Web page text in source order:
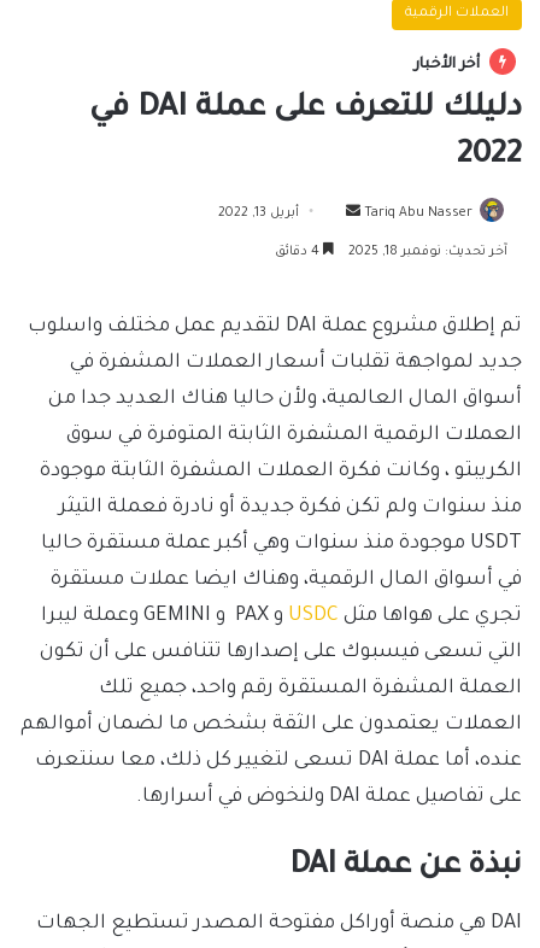
العملات الرقمية
أخر الأخبار
دليلك للتعرف على عملة DAI في
2022
Tariq Abu Nasser
أرسل
بريدا
أبريل 13, 2022
آخر تحديث: نوفمبر 18, 2025
تم إطلاق مشروع عملة DAI لتقديم عمل مختلف واسلوب
جديد لمواجهة تقلبات أسعار العملات المشفرة في
أسواق المال العالمية، ولأن حاليا هناك العديد جدا من
العملات الرقمية المشفرة الثابتة المتوفرة في سوق
الكريبتو ، وكانت فكرة العملات المشفرة الثابتة موجودة
منذ سنوات ولم تكن فكرة جديدة أو نادرة فعملة التيثر
USDT موجودة منذ سنوات وهي أكبر عملة مستقرة حاليا
في أسواق المال الرقمية، وهناك ايضا عملات مستقرة
تجري على هواها مثل USDC
و PAX و GEMINI وعملة ليبرا
التي تسعى فيسبوك على إصدارها تتنافس على أن تكون
العملة المشفرة المستقرة رقم واحد، جميع تلك
العملات يعتمدون على الثقة بشخص ما لضمان أموالهم
عنده، أما عملة DAI تسعى لتغيير كل ذلك، معا سنتعرف
على تفاصيل عملة DAI ولنخوض في أسرارها.
نبذة عن عملة DAI
DAI هي منصة أوراكل مفتوحة المصدر تستطيع الجهات